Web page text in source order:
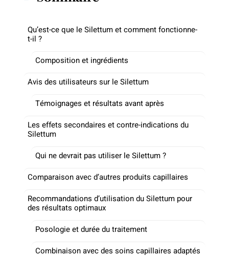
Qu’est-ce que le Silettum et comment fonctionne-
t-il ?
Composition et ingrédients
Avis des utilisateurs sur le Silettum
Témoignages et résultats avant après
Les effets secondaires et contre-indications du
Silettum
Qui ne devrait pas utiliser le Silettum ?
Comparaison avec d’autres produits capillaires
Recommandations d’utilisation du Silettum pour
des résultats optimaux
Posologie et durée du traitement
Combinaison avec des soins capillaires adaptés